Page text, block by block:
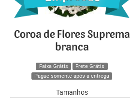
Coroa de Flores Suprema
branca
Faixa Grátis
Frete Grátis
Pague somente após a entrega
Tamanhos